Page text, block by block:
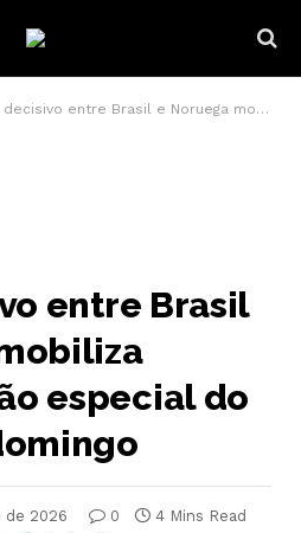
entre Brasil e Noruega mobiliza programação especial do SBT neste domingo
entre Brasil
especial do
de 2026 0
4 Mins Read